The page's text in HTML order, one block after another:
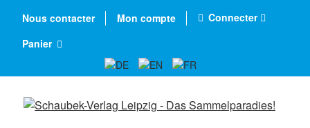
Nous contacter Mon compte
Connecter
Panier